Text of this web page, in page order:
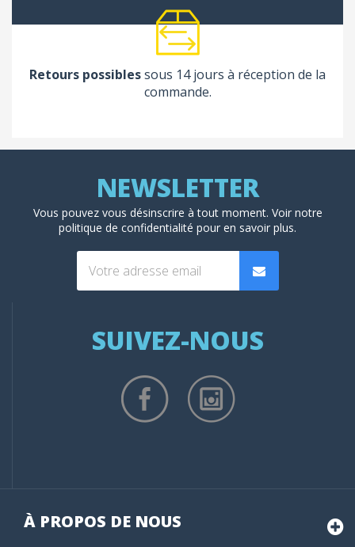
Retours possiblessous 14 jours à réception de la
commande.
Vous pouvez vous désinscrire à tout moment. Voir notre
politique de confidentialité pour en savoir plus.
SUIVEZ-NOUS
À PROPOS DE NOUS